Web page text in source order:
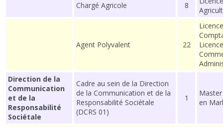
Chargé Agricole 8
Agent Polyvalent 22
Direction de la
Communication
et de la
Responsabilité
Sociétale
Cadre au sein de la Direction
de la Communication et de la
Responsabilité Sociétale
(DCRS 01)
1
en